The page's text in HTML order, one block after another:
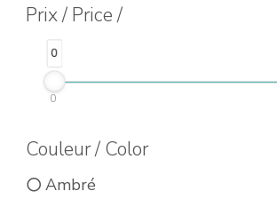
variations.
choisies
Prix / Price /
0
0
Couleur / Color
Ambré